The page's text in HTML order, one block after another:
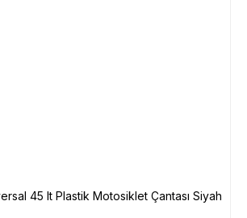
45 lt Plastik Motosiklet Çantası Siyah